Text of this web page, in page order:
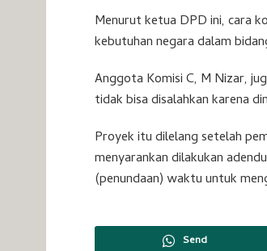
Menurut ketua DPD ini, cara
kebutuhan negara dalam
Anggota Komisi C, M Nizar,
tidak bisa disalahkan karena
Proyek itu dilelang setelah
menyarankan dilakukan
(penundaan) waktu untuk
Send